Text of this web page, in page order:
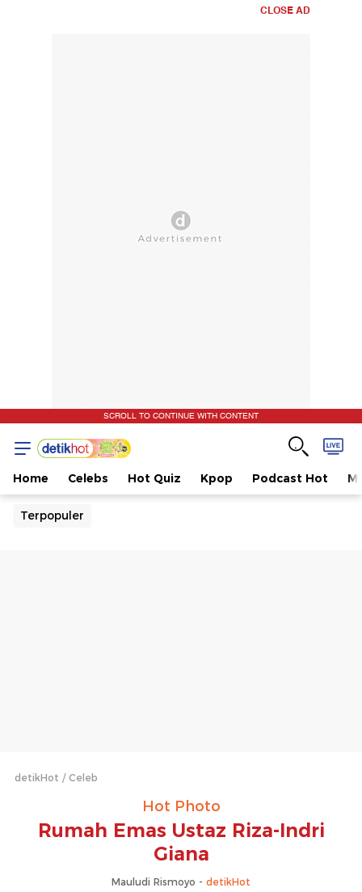
CLOSE AD
SCROLL TO CONTINUE WITH CONTENT
Home Celebs Hot Quiz Kpop Podcast Hot
Terpopuler
detikHot Celeb
Hot Photo
Rumah Emas Ustaz Riza-Indri
Giana
Mauludi Rismoyo - detikHot